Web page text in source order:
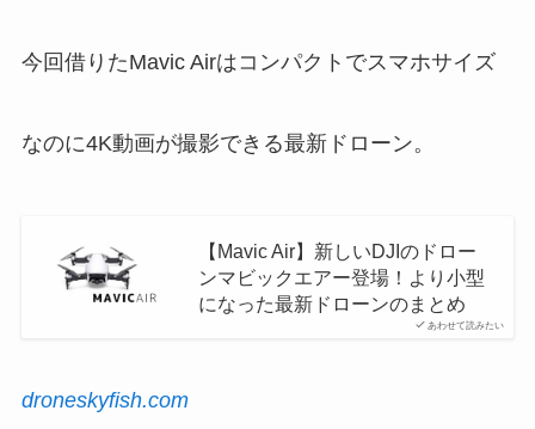
今回借りたMavic Airはコンパクトでスマホサイズ
なのに4K動画が撮影できる最新ドローン。
あわせて読みたい
【Mavic Air】新しいDJIのドロー
ンマビックエアー登場！より小型
になった最新ドローンのまとめ
droneskyfish.com